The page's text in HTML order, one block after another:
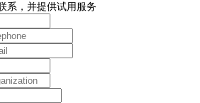
系，并提供试用服务